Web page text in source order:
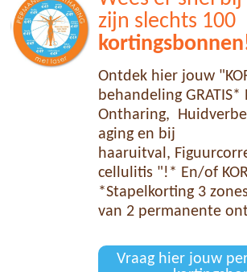
zijn slechts 100
Ontdek hier jouw
behandeling
Ontharing,
aging en bij
haaruitval,
cellulitis "!* En/of
*Stapelkorting 3
van 2 permanente
Vraag hier jouw